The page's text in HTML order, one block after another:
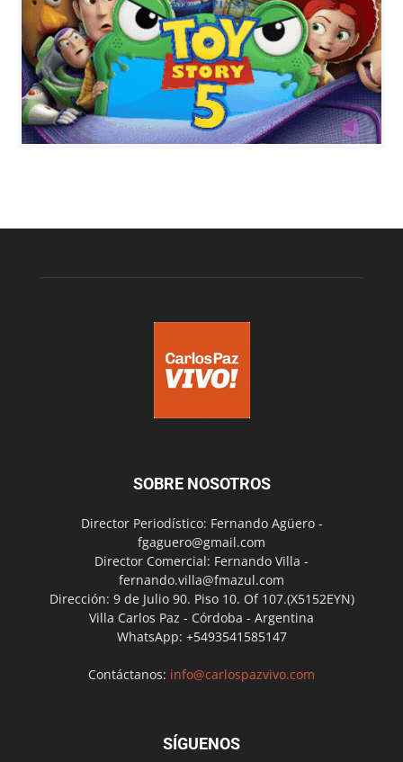
SOBRE NOSOTROS
Director Periodístico: Fernando Agüero -
fgaguero@gmail.com
Director Comercial: Fernando Villa -
fernando.villa@fmazul.com
Dirección: 9 de Julio 90. Piso 10. Of 107.(X5152EYN)
Villa Carlos Paz - Córdoba - Argentina
WhatsApp: +5493541585147
Contáctanos: info@carlospazvivo.com
SÍGUENOS